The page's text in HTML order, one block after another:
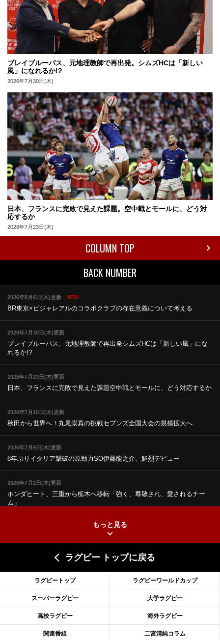
ブレイブルーパス、元地理教師で再出発。シムズHCは「新しい
風」になれるか!?
2026年7月30日(木)
日本、フランスに完敗で見えた課題。空中戦とモールに、どう対
応するか
2026年7月23日(木)
COLUMN TOP
BACK NUMBER
2026年8月6日(木)更新 NEW
BR東京×ビジャレアルのコラボクラブの存在意義について考える
2026年7月30日(木)更新
ブレイブルーパス、元地理教師で再出発シムズHCは「新しい風」にな
れるか!?
2026年7月23日(木)更新
日本、フランスに完敗で見えた課題空中戦とモールに、どう対応するか
2026年7月16日(木)更新
秋田から世界へ！丸尾崇真の挑戦セブンズ全国大会の規模拡大へ
2026年7月9日(木)更新
8年ぶりイタリア撃破の原動力SO伊藤龍之介、鮮烈デビュー
2026年7月2日(木)更新
ホンダヒート、三重から栃木へ移転「強く、尊敬され、愛されるチー
ム」
2026年6月18日(木)更新
滑川剛人レフリー、早過ぎる引退「27年W杯の主審、遠のいた夢」
2026年6月11日(木)更新
神戸、リーグワン初優勝の道のりデイブ・レニーHCの功績と財産
2026年6月4日(木)更新
もっと見る
ラグビー トップに戻る
ラグビートップ ラグビーワールドカップ
スーパーラグビー 大学ラグビー
高校ラグビー 海外ラグビー
関連番組 二宮清純コラム